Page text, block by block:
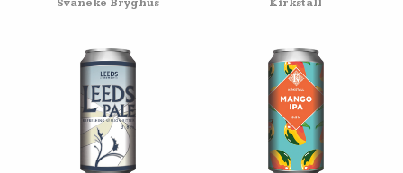
Svaneke Bryghus
Kirkstall